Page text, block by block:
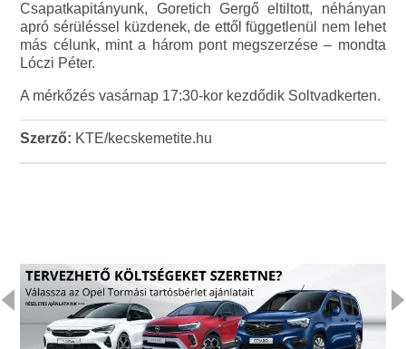
Csapatkapitányunk, Goretich Gergő eltiltott, néhányan
apró sérüléssel küzdenek, de ettől függetlenül nem lehet
más célunk, mint a három pont megszerzése – mondta
Lóczi Péter.
A mérkőzés vasárnap 17:30-kor kezdődik Soltvadkerten.
Szerző: KTE/kecskemetite.hu